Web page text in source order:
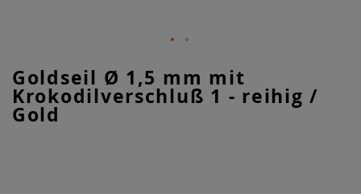
Goldseil Ø 1,5 mm mit
Krokodilverschluß 1 - reihig /
Gold
Anfang
der
Bildgalerie
springen